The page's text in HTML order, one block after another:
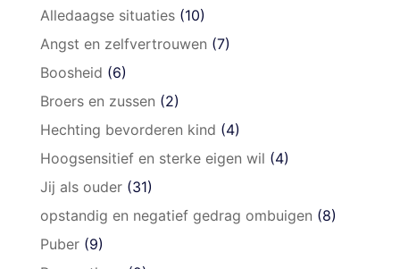
Alledaagse situaties(10)
Angst en zelfvertrouwen (7)
Boosheid (6)
Broers en zussen (2)
Hechting bevorderen kind (4)
Hoogsensitief en sterke eigen wil (4)
Jij als ouder(31)
opstandig en negatief gedrag ombuigen (8)
Puber(9)